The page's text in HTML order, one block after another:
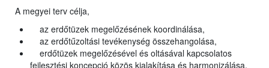
A megyei terv célja,
az erdőtüzek megelőzésének koordinálása,
az erdőtűzoltási tevékenység összehangolása,
erdőtüzek megelőzésével és oltásával kapcsolatos
fejlesztési koncepció közös kialakítása és harmonizálása,